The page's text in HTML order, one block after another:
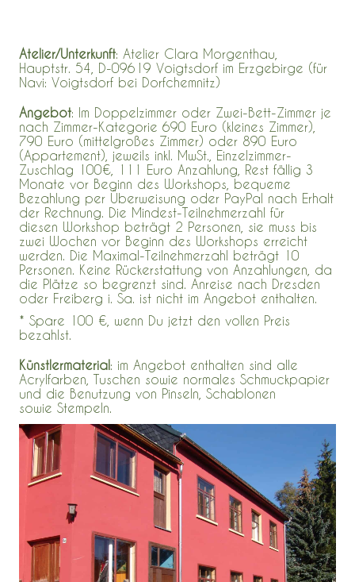
Atelier/Unterkunft: Atelier Clara Morgenthau,
Hauptstr. 54, D-09619 Voigtsdorf im Erzgebirge (für
Navi: Voigtsdorf bei Dorfchemnitz)
Angebot: Im Doppelzimmer oder Zwei-Bett-Zimmer je
nach Zimmer-Kategorie 690 Euro (kleines Zimmer),
790 Euro (mittelgroßes Zimmer) oder 890 Euro
(Appartement), jeweils inkl. MwSt., Einzelzimmer-
Zuschlag 100€, 111 Euro Anzahlung, Rest fällig 3
Monate vor Beginn des Workshops, bequeme
Bezahlung per Überweisung oder PayPal nach Erhalt
der Rechnung. Die Mindest-Teilnehmerzahl für
diesen Workshop beträgt 2 Personen, sie muss bis
zwei Wochen vor Beginn des Workshops erreicht
werden. Die Maximal-Teilnehmerzahl beträgt 10
Personen. Keine Rückerstattung von Anzahlungen, da
die Plätze so begrenzt sind. Anreise nach Dresden
oder Freiberg i. Sa. ist nicht im Angebot enthalten.
* Spare 100 €, wenn Du jetzt den vollen Preis
bezahlst.
Künstlermaterial : im Angebot enthalten sind alle
Acrylfarben, Tuschen sowie normales Schmuckpapier
und die Benutzung von Pinseln, Schablonen
sowie Stempeln.